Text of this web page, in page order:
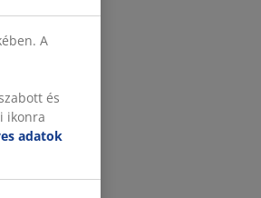
A
és
ikonra
adatok